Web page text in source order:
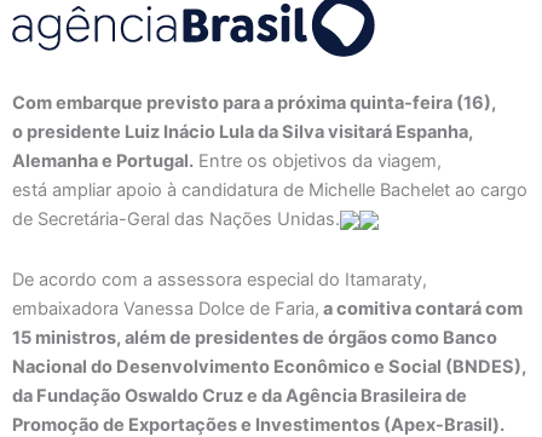
Com embarque previsto para a próxima quinta-feira (16),
o presidente Luiz Inácio Lula da Silva visitará Espanha,
Alemanha e Portugal. Entre os objetivos da viagem,
está ampliar apoio à candidatura de Michelle Bachelet ao cargo
de Secretária-Geral das Nações Unidas.
De acordo com a assessora especial do Itamaraty,
embaixadora Vanessa Dolce de Faria, a comitiva contará com
15 ministros, além de presidentes de órgãos como Banco
Nacional do Desenvolvimento Econômico e Social (BNDES),
da Fundação Oswaldo Cruz e da Agência Brasileira de
Promoção de Exportações e Investimentos (Apex-Brasil).